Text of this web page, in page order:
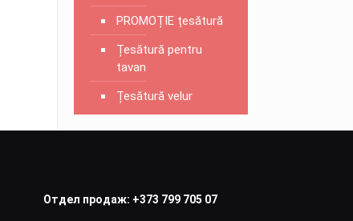
PROMOȚIE țesătură
Țesătură pentru
tavan
Țesătură velur
Отдел продаж: +373 799 705 07